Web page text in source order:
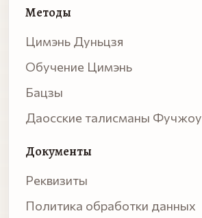
Методы
Цимэнь Дуньцзя
Обучение Цимэнь
Бацзы
Даосские талисманы Фучжоу
Документы
Реквизиты
Политика обработки данных